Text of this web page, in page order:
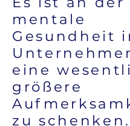
mentale
Gesundheit
eine
größere
zu schenken.